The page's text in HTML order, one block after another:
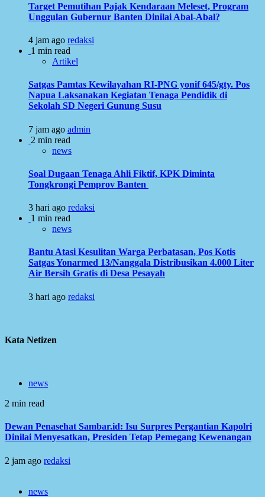
Target Pemutihan Pajak Kendaraan Meleset, Program
Unggulan Gubernur Banten Dinilai Abal-Abal?
4 jam ago redaksi
1 min read
Artikel
Satgas Pamtas Kewilayahan RI-PNG yonif 645/gty. Pos
Napua Laksanakan Kegiatan Tenaga Pendidik di
Sekolah SD Negeri Gunung Susu
7 jam ago admin
2 min read
news
Soal Dugaan Tenaga Ahli Fiktif, KPK Diminta
Tongkrongi Pemprov Banten
3 hari ago redaksi
1 min read
news
Bantu Atasi Kesulitan Warga Perbatasan, Pos Kotis
Satgas Yonarmed 13/Nanggala Distribusikan 4.000 Liter
Air Bersih Gratis di Desa Pesayah
3 hari ago redaksi
Kata Netizen
news
2 min read
Dewan Penasehat Sambar.id: Isu Surpres Pergantian Kapolri
Dinilai Menyesatkan, Presiden Tetap Pemegang Kewenangan
2 jam ago redaksi
news